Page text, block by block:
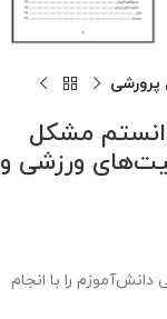
مشکل
ورزشی و
را با انجام